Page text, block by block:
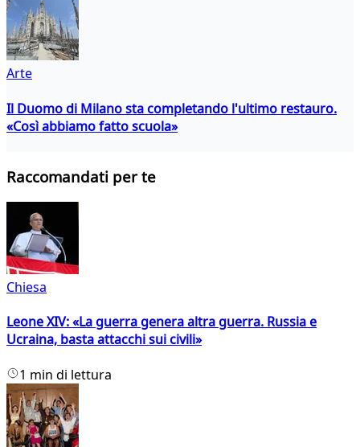
Arte
Il Duomo di Milano sta completando l'ultimo restauro.
«Così abbiamo fatto scuola»
Raccomandati per te
Chiesa
Leone XIV: «La guerra genera altra guerra. Russia e
Ucraina, basta attacchi sui civili»
1 min di lettura